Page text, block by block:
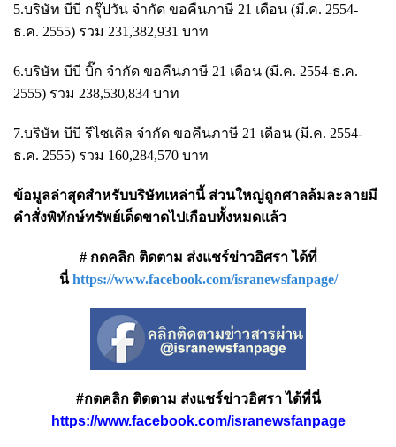
5.บริษัท บีบี กรุ๊ปวัน จำกัด ขอคืนภาษี 21 เดือน (มี.ค. 2554-
ธ.ค. 2555) รวม 231,382,931 บาท
6.บริษัท บีบี บิ๊ก จำกัด ขอคืนภาษี 21 เดือน (มี.ค. 2554-ธ.ค.
2555) รวม 238,530,834 บาท
7.บริษัท บีบี รีไซเคิล จำกัด ขอคืนภาษี 21 เดือน (มี.ค. 2554-
ธ.ค. 2555) รวม 160,284,570 บาท
ข้อมูลล่าสุดสำหรับบริษัทเหล่านี้ ส่วนใหญ่ถูกศาลล้มละลายมี
คำสั่งพิทักษ์ทรัพย์เด็ดขาดไปเกือบทั้งหมดแล้ว
# กดคลิก ติดตาม ส่งแชร์ข่าวอิศรา ได้ที่
นี่https://www.facebook.com/isranewsfanpage/
#กดคลิก ติดตาม ส่งแชร์ข่าวอิศรา ได้ที่นี่
https://www.facebook.com/isranewsfanpage